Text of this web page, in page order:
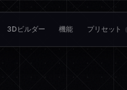
3Dビルダー 機能 プリセット